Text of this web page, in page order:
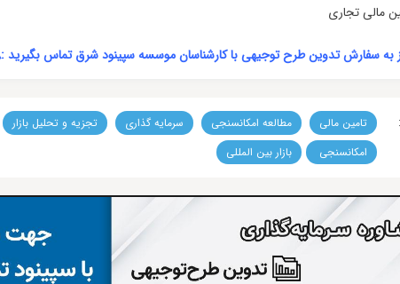
مالی تجاری
سفارش تدوین طرح توجیهی با کارشناسان موسسه سپینود شرق تماس بگیرید :02126358608
تامین مالی مطالعه امکانسنجی سرمایه گذاری تجزیه و تحلیل بازار
امکانسنجی
بازار بین المللی